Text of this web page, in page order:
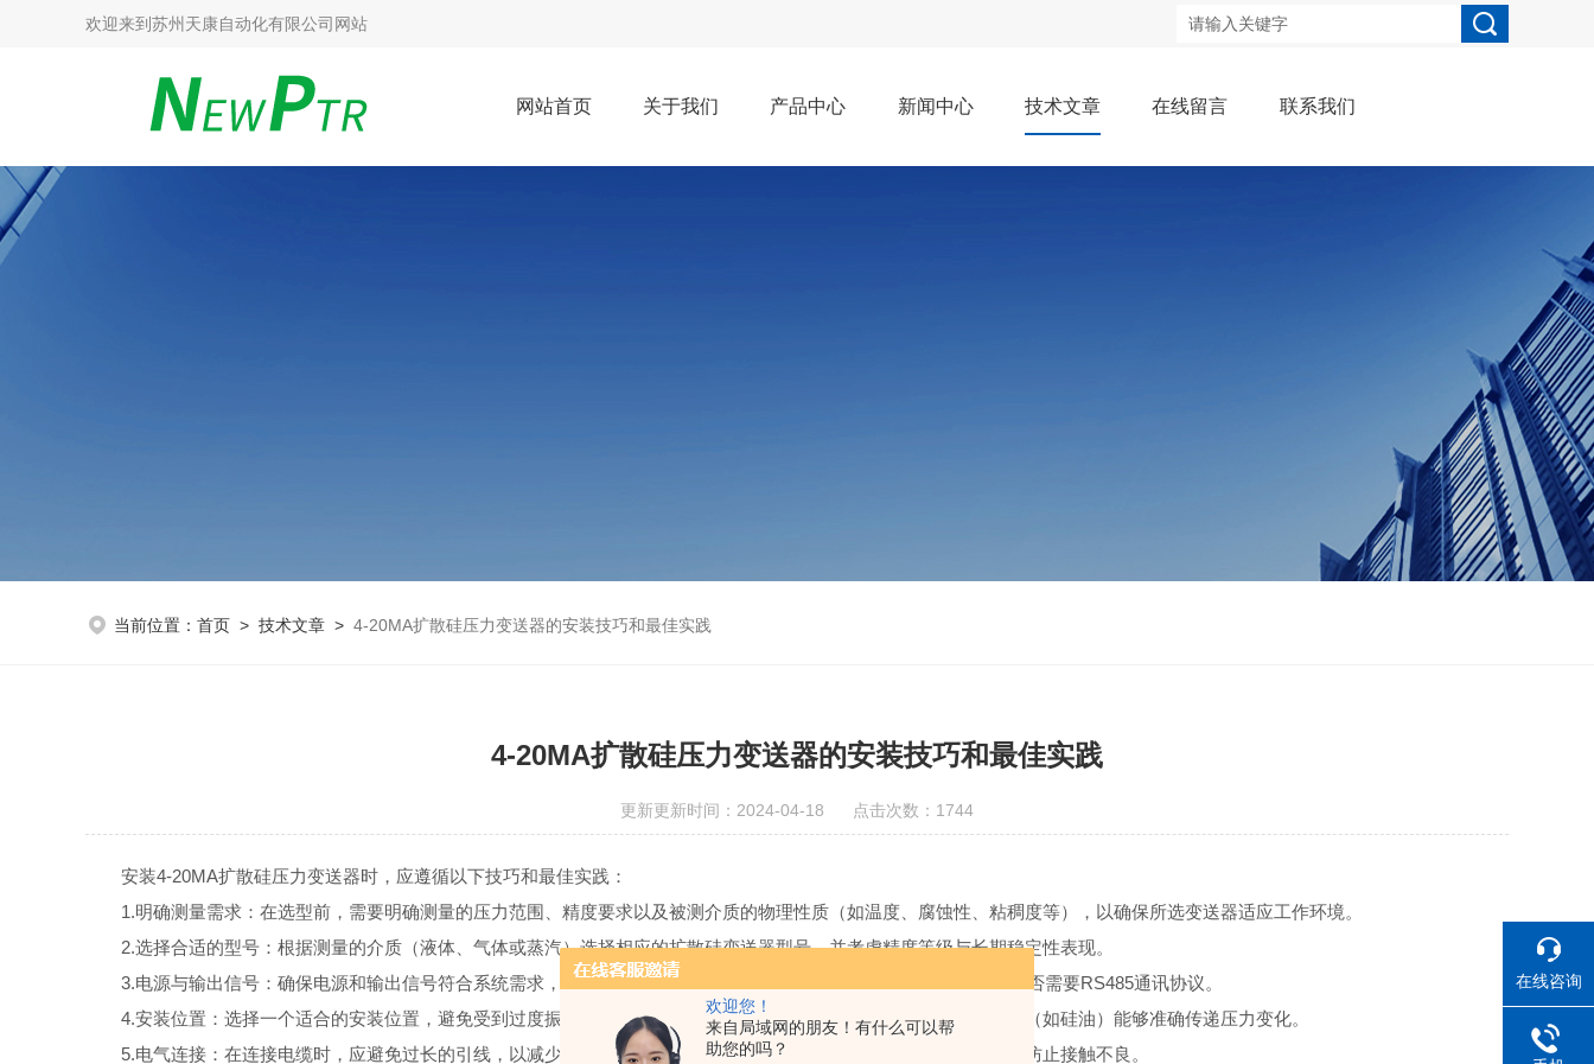
欢迎您！
来自局域网的朋友！有什么可以帮
助您的吗？
欢迎来到 苏州天康自动化有限公司网站
网站首页 关于我们 产品中心 新闻中心 技术文章 在线留言 联系我们
当前位置： 首页 > 技术文章 > 4-20MA扩散硅压力变送器的安装技巧和最佳实践
4-20MA扩散硅压力变送器的安装技巧和最佳实践
更新更新时间：2024-04-18 点击次数：1744
安装4-20MA扩散硅压力变送器时，应遵循以下技巧和最佳实践：
1.明确测量需求：在选型前，需要明确测量的压力范围、精度要求以及被测介质的物理性质（如温度、腐蚀性、粘稠度等），以确保所选变送器适应工作环境。
2.选择合适的型号：根据测量的介质（液体、气体或蒸汽）选择相应的扩散硅变送器型号，并考虑精度等级与长期稳定性表现。
3.电源与输出信号：确保电源和输出信号符合系统需求，常见的输出信号有4-20mA、1-5V、0-10V等，同时要考虑是否需要RS485通讯协议。
4.安装位置：选择一个适合的安装位置，避免受到过度振动或冲击的影响。确保压力接口畅通无阻，且压力传递介质（如硅油）能够准确传递压力变化。
5.电气连接：在连接电缆时，应避免过长的引线，以减少电阻带来的电压降和噪声干扰。同时，确保连接稳固可靠，防止接触不良。
在线咨询